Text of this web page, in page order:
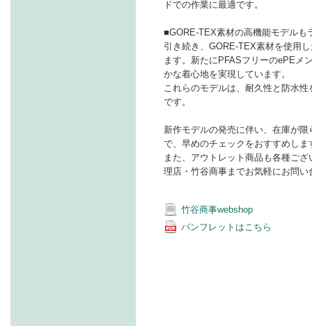
ドでの作業に最適です。
■GORE-TEX素材の高機能モデルも
引き続き、GORE-TEX素材を使用
ます。新たにPFASフリーのePEメ
かな着心地を実現しています。
これらのモデルは、耐久性と防水
です。
新作モデルの発売に伴い、在庫が
で、早めのチェックをおすすめしま
また、アウトレット商品も各種ご
理店・竹谷商事までお気軽にお問い
竹谷商事webshop
パンフレットはこちら